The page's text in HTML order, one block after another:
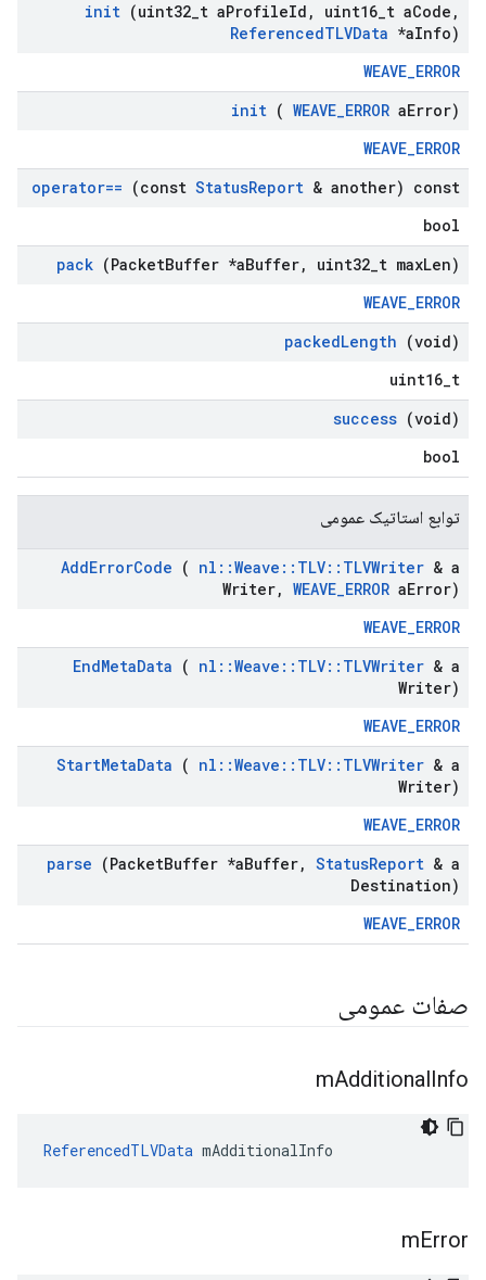
init (uint32 t aProfileId , uint16 t aCode ,
ReferencedTLVData *aInfo)
WEAVE_ERROR
init ( WEAVE_ERROR aError)
WEAVE_ERROR
operator== (const StatusReport & another) const
bool
pack (PacketBuffer *aBuffer, uint32 t maxLen)
WEAVE_ERROR
packedLength (void)
uint16_t
success (void)
bool
توابع استاتیک عمومی
AddErrorCode ( nl ::Weave :: TLV:: TLVWriter & a
Writer, WEAVE_ERROR aError)
WEAVE_ERROR
EndMetaData ( nl ::Weave :: TLV:: TLVWriter & a
Writer)
WEAVE_ERROR
StartMetaData ( nl ::Weave :: TLV:: TLVWriter & a
Writer)
WEAVE_ERROR
parse (PacketBuffer *aBuffer, StatusReport & a
Destination)
WEAVE_ERROR
صفات عمومی
mAdditionalInfo
ReferencedTLVData mAdditionalInfo
mError